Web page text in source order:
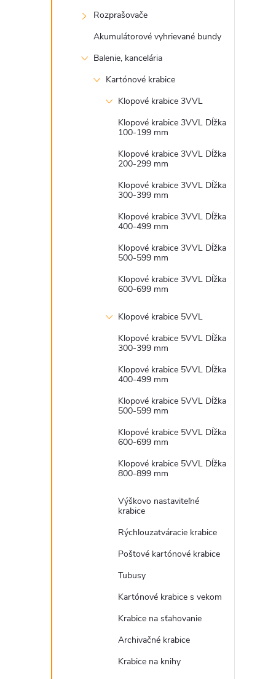
Rozprašovače
Akumulátorové vyhrievané bundy
Balenie, kancelária
Kartónové krabice
Klopové krabice 3VVL
Klopové krabice 3VVL Dĺžka
100-199 mm
Klopové krabice 3VVL Dĺžka
200-299 mm
Klopové krabice 3VVL Dĺžka
300-399 mm
Klopové krabice 3VVL Dĺžka
400-499 mm
Klopové krabice 3VVL Dĺžka
500-599 mm
Klopové krabice 3VVL Dĺžka
600-699 mm
Klopové krabice 5VVL
Klopové krabice 5VVL Dĺžka
300-399 mm
Klopové krabice 5VVL Dĺžka
400-499 mm
Klopové krabice 5VVL Dĺžka
500-599 mm
Klopové krabice 5VVL Dĺžka
600-699 mm
Klopové krabice 5VVL Dĺžka
800-899 mm
Výškovo nastaviteľné
krabice
Rýchlouzatváracie krabice
Poštové kartónové krabice
Tubusy
Kartónové krabice s vekom
Krabice na sťahovanie
Archivačné krabice
Krabice na knihy